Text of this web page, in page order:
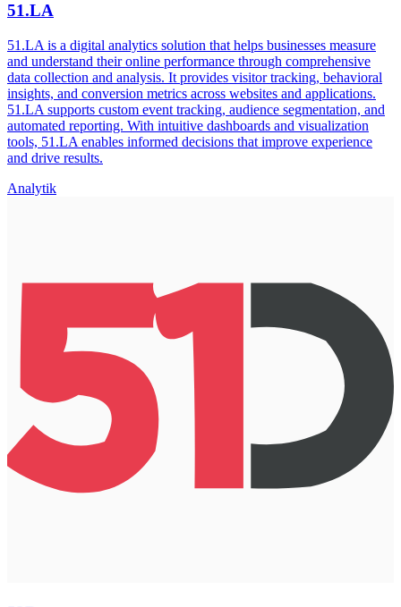
51.LA
51.LA is a digital analytics solution that helps businesses measure
and understand their online performance through comprehensive
data collection and analysis. It provides visitor tracking, behavioral
insights, and conversion metrics across websites and applications.
51.LA supports custom event tracking, audience segmentation, and
automated reporting. With intuitive dashboards and visualization
tools, 51.LA enables informed decisions that improve experience
and drive results.
Analytik